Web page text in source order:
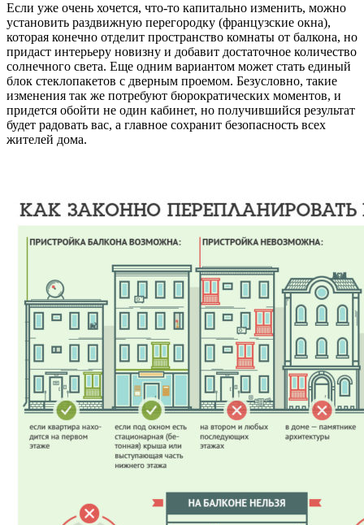
Если уже очень хочется, что-то капитально изменить, можно
установить раздвижную перегородку (французские окна),
которая конечно отделит пространство комнаты от балкона, но
придаст интерьеру новизну и добавит достаточное количество
солнечного света. Еще одним вариантом может стать единый
блок стеклопакетов с дверным проемом. Безусловно, такие
изменения так же потребуют бюрократических моментов, и
придется обойти не один кабинет, но получившийся результат
будет радовать вас, а главное сохранит безопасность всех
жителей дома.